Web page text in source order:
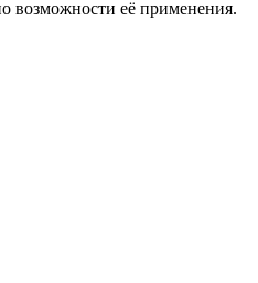
возможности её применения.